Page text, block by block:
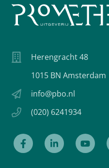
Herengracht 48
1015 BN Amsterdam
info@pbo.nl
(020) 6241934